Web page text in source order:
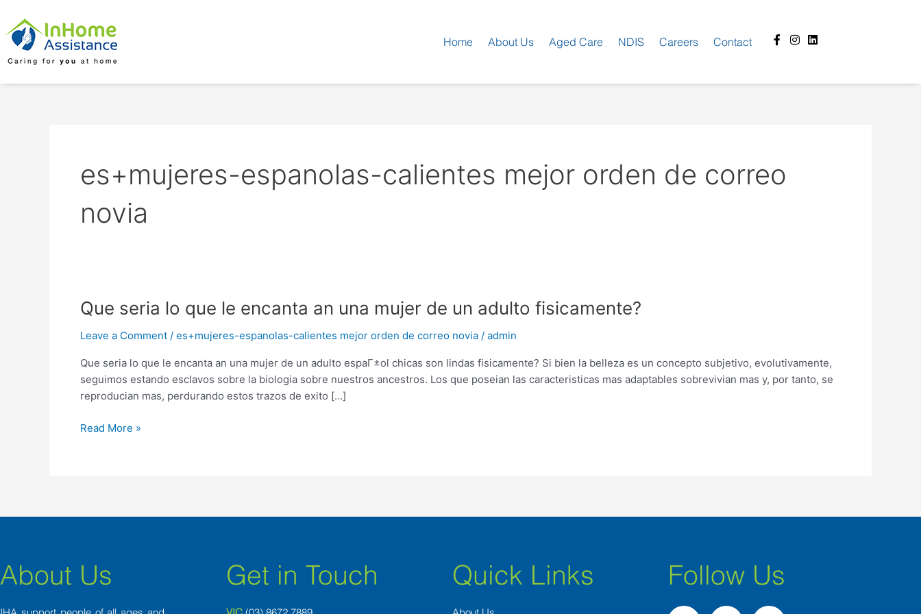
content
Home About Us Aged Care NDIS Careers Contact
Facebook-
f
Instagram
Linkedin
es+mujeres-espanolas-calientes mejor orden de correo
novia
Que seri­a lo que le encanta an una mujer de un adulto fisicamente?
Leave a Comment / es+mujeres-espanolas-calientes mejor orden de correo novia / admin
Que seri­a lo que le encanta an una mujer de un adulto espaГ±ol chicas son lindas fisicamente? Si bien la belleza es un concepto subjetivo, evolutivamente,
seguimos estando esclavos sobre la biologia sobre nuestros ancestros. Los que poseian las caracteristicas mas adaptables sobrevivian mas y, por tanto, se
reproducian mas, perdurando estos trazos de exito […]
Que
seri­
a
que
le
encanta
una
fisicamente?
Read More »
About Us Get in Touch Quick Links Follow Us